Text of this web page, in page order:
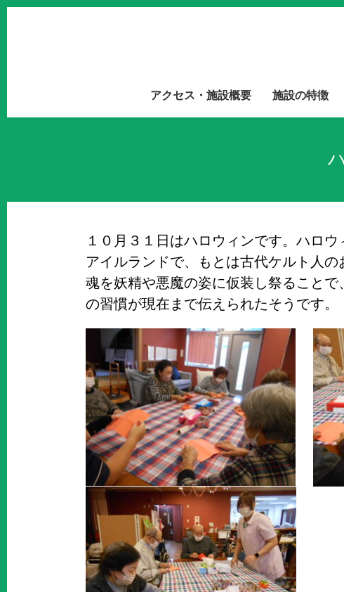
アクセス・施設概要 施設の特徴
１０月３１日はハロウィンです。ハロ
アイルランドで、もとは古代ケルト人
魂を妖精や悪魔の姿に仮装し祭ること
の習慣が現在まで伝えられたそうです。